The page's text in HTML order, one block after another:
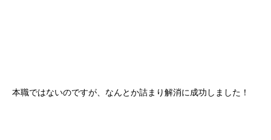
本職ではないのですが、なんとか詰まり解消に成功しました！